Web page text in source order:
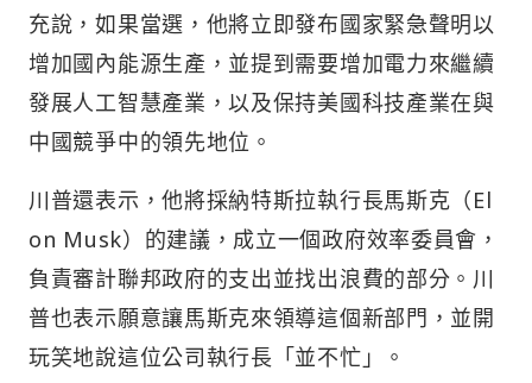
充說，如果當選，他將立即發布國家緊急聲明以
增加國內能源生產，並提到需要增加電力來繼續
發展人工智慧產業，以及保持美國科技產業在與
中國競爭中的領先地位。
川普還表示，他將採納特斯拉執行長馬斯克（El
on Musk）的建議，成立一個政府效率委員會，
負責審計聯邦政府的支出並找出浪費的部分。川
普也表示願意讓馬斯克來領導這個新部門，並開
玩笑地說這位公司執行長「並不忙」。